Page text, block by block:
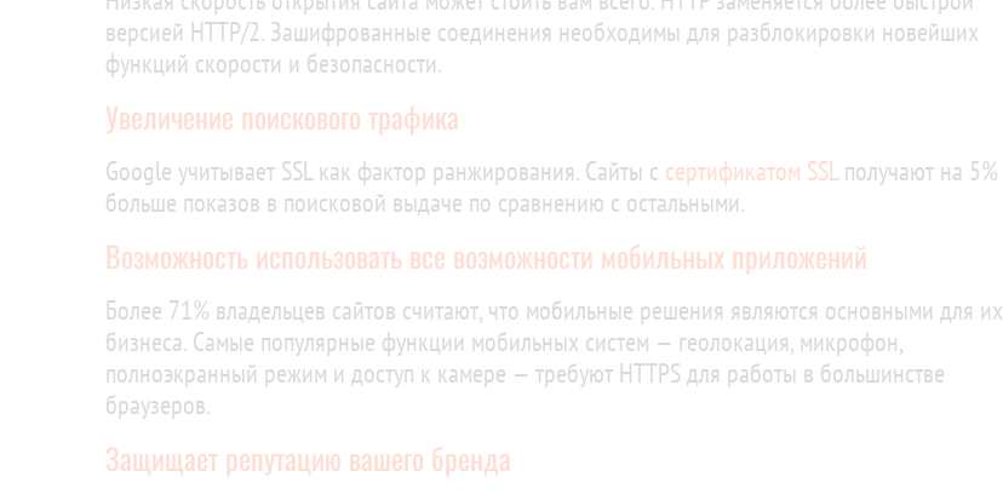
версией HTTP/2. Зашифрованные соединения необходимы для разблокировки новейших
функций скорости и безопасности.
Увеличение поискового трафика
Google учитывает SSL как фактор ранжирования. Сайты с сертификатом SSLполучают на 5%
больше показов в поисковой выдаче по сравнению с остальными.
Возможность использовать все возможности мобильных приложений
Более 71% владельцев сайтов считают, что мобильные решения являются основными для их
бизнеса. Самые популярные функции мобильных систем — геолокация, микрофон,
полноэкранный режим и доступ к камере — требуют HTTPS для работы в большинстве
браузеров.
Защищает репутацию вашего бренда